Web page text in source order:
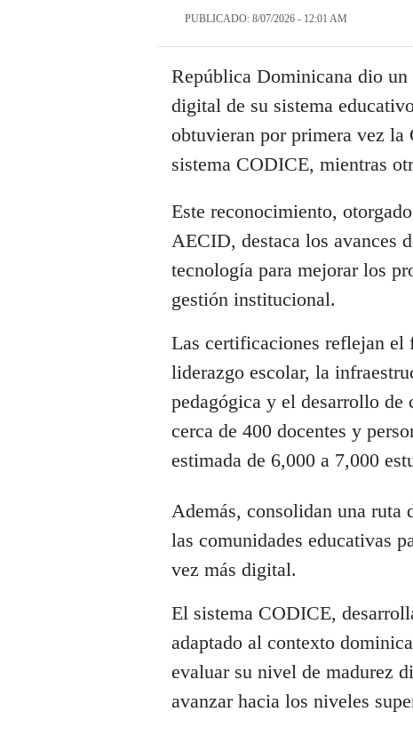
PUBLICADO: 8/07/2026 - 12:01 AM
República Dominicana dio
digital de su sistema
obtuvieran por primera vez
sistema CODICE, mientras
Este reconocimiento,
AECID, destaca los avances
tecnología para mejorar los
gestión institucional.
Las certificaciones reflejan el
liderazgo escolar, la
pedagógica y el desarrollo de
cerca de 400 docentes y
estimada de 6,000 a 7,000
Además, consolidan una ruta
las comunidades educativas
vez más digital.
El sistema CODICE,
adaptado al contexto
evaluar su nivel de madurez
avanzar hacia los niveles